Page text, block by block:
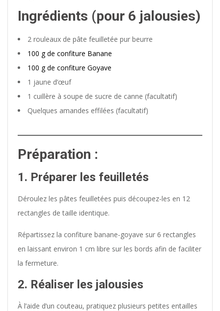
Ingrédients (pour 6 jalousies)
2 rouleaux de pâte feuilletée pur beurre
100 g de confiture Banane
100 g de confiture Goyave
1 jaune d’œuf
1 cuillère à soupe de sucre de canne (facultatif)
Quelques amandes effilées (facultatif)
Préparation :
1. Préparer les feuilletés
Déroulez les pâtes feuilletées puis découpez-les en 12
rectangles de taille identique.
Répartissez la confiture banane-goyave sur 6 rectangles
en laissant environ 1 cm libre sur les bords afin de faciliter
la fermeture.
2. Réaliser les jalousies
À l’aide d’un couteau, pratiquez plusieurs petites entailles